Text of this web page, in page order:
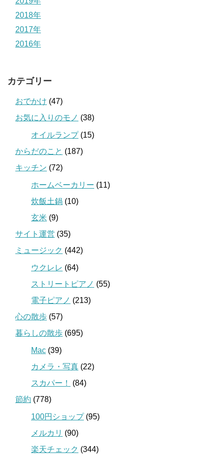
2018年
2017年
2016年
カテゴリー
おでかけ (47)
お気に入りのモノ (38)
オイルランプ(15)
からだのこと (187)
キッチン (72)
ホームベーカリー (11)
炊飯土鍋 (10)
玄米 (9)
サイト運営 (35)
ミュージック (442)
ウクレレ (64)
ストリートピアノ (55)
電子ピアノ (213)
心の散歩 (57)
暮らしの散歩 (695)
Mac (39)
カメラ・写真 (22)
スカパー！
(84)
節約 (778)
100円ショップ(95)
メルカリ (90)
楽天チェック (344)